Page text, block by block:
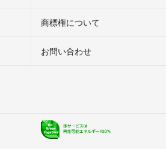
商標権について
お問い合わせ